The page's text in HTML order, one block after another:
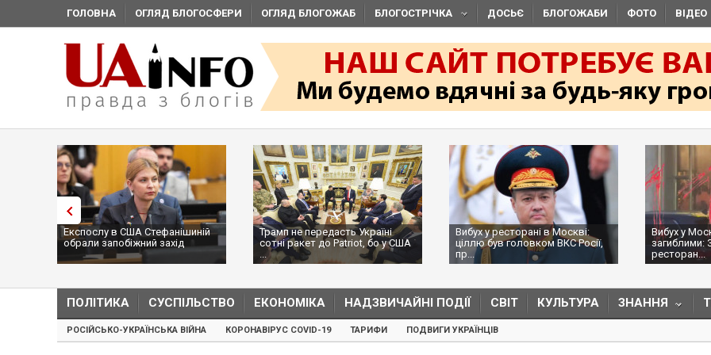
ГОЛОВНА ОГЛЯД БЛОГОСФЕРИ ОГЛЯД БЛОГОЖАБ БЛОГОСТРІЧКА ДОСЬЄ БЛОГОЖАБИ ФОТО ВІДЕО
Експослу в США Стефанішиній
обрали запобіжний захід
Трамп не передасть Україні
сотні ракет до Patriot, бо у США
...
Вибух у ресторані в Москві:
ціллю був головком ВКС Росії,
пр...
Вибух у
загиблими:
ресторан...
ПОЛІТИКА СУСПІЛЬСТВО ЕКОНОМІКА НАДЗВИЧАЙНІ ПОДІЇ СВІТ КУЛЬТУРА ЗНАННЯ
РОСІЙСЬКО-УКРАЇНСЬКА ВІЙНА КОРОНАВІРУС COVID-19 ТАРИФИ ПОДВИГИ УКРАЇНЦІВ